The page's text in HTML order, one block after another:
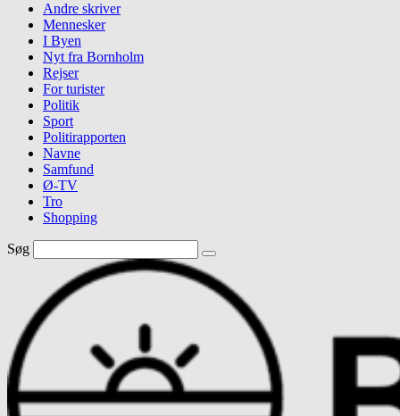
Andre skriver
Mennesker
I Byen
Nyt fra Bornholm
Rejser
For turister
Politik
Sport
Politirapporten
Navne
Samfund
Ø-TV
Tro
Shopping
Søg